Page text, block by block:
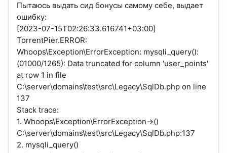
Пытаюсь выдать сид бонусы самому себе, выдает
ошибку:
[2023-07-15T02:26:33.616741+03:00]
TorrentPier.ERROR:
Whoops\Exception\ErrorException: mysqli_query():
(01000/1265): Data truncated for column 'user_points'
at row 1 in file
C:\server\domains\test\src\Legacy\SqlDb.php on line
137
Stack trace:
1. Whoops\Exception\ErrorException->()
C:\server\domains\test\src\Legacy\SqlDb.php:137
2. mysqli_query()